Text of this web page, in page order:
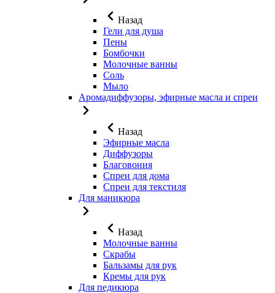
Назад
Гели для душа
Пены
Бомбочки
Молочные ванны
Соль
Мыло
Аромадиффузоры, эфирные масла и спреи
Назад
Эфирные масла
Диффузоры
Благовония
Спреи для дома
Спреи для текстиля
Для маникюра
Назад
Молочные ванны
Скрабы
Бальзамы для рук
Кремы для рук
Для педикюра